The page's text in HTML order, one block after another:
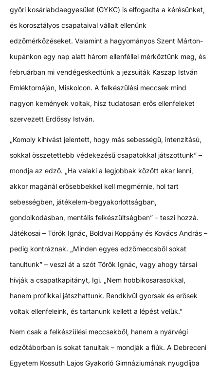
győri kosárlabdaegyesület (GYKC) is elfogadta a kérésünket,
és korosztályos csapataival vállalt ellenünk
edzőmérkőzéseket. Valamint a hagyományos Szent Márton-
kupánkon egy nap alatt három ellenféllel mérkőztünk meg, és
februárban mi vendégeskedtünk a jezsuiták Kaszap István
Emléktornáján, Miskolcon. A felkészülési meccsek mind
nagyon kemények voltak, hisz tudatosan erős ellenfeleket
szervezett Erdőssy István.
„Komoly kihívást jelentett, hogy más sebességű, intenzitású,
sokkal összetettebb védekezésű csapatokkal játszottunk” –
mondja az edző. „Ha valaki a legjobbak között akar lenni,
akkor magánál erősebbekkel kell megmérnie, hol tart
sebességben, játékelem-begyakorlottságban,
gondolkodásban, mentális felkészültségben” – teszi hozzá.
Játékosai – Török Ignác, Boldvai Koppány és Kovács András –
pedig kontráznak. „Minden egyes edzőmeccsből sokat
tanultunk” – veszi át a szót Török Ignác, vagy ahogy társai
hívják a csapatkapitányt, Igi. „Nem hobbikosarasokkal,
hanem profikkal játszhattunk. Rendkívül gyorsak és erősek
voltak ellenfeleink, és tartanunk kellett a lépést velük.”
Nem csak a felkészülési meccsekből, hanem a nyárvégi
edzőtáborban is sokat tanultak – mondják a fiúk. A Debreceni
Egyetem Kossuth Lajos Gyakorló Gimnáziumának nyugdíjba